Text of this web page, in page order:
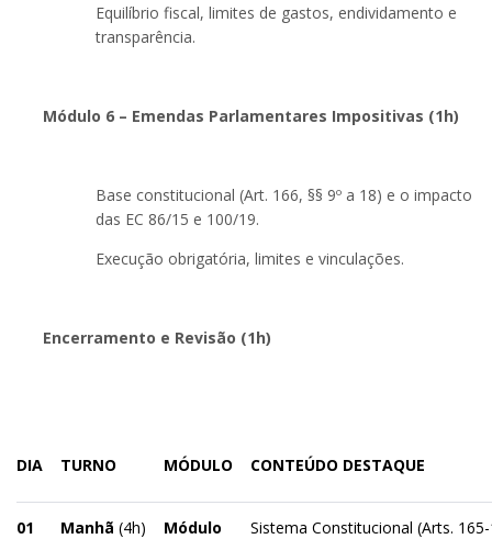
Equilíbrio fiscal, limites de gastos, endividamento e
transparência.
Módulo 6 – Emendas Parlamentares Impositivas (1h)
Base constitucional (Art. 166, §§ 9º a 18) e o impacto
das EC 86/15 e 100/19.
Execução obrigatória, limites e vinculações.
Encerramento e Revisão (1h)
DIA TURNO MÓDULO CONTEÚDO DESTAQUE
01 Manhã (4h)
Módulo
Sistema Constitucional (Arts.